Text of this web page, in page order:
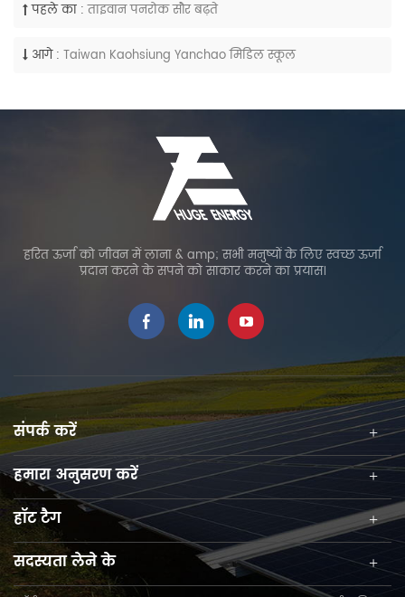
पहले का : ताइवान पनरोक सौर बढ़ते
आगे : Taiwan Kaohsiung Yanchao मिडिल स्कूल
हरित ऊर्जा को जीवन में लाना & amp; सभी मनुष्यों के लिए स्वच्छ ऊर्जा
प्रदान करने के सपने को साकार करने का प्रयास।
संपर्क करें
हमारा अनुसरण करें
हॉट टैग
सदस्यता लेने के